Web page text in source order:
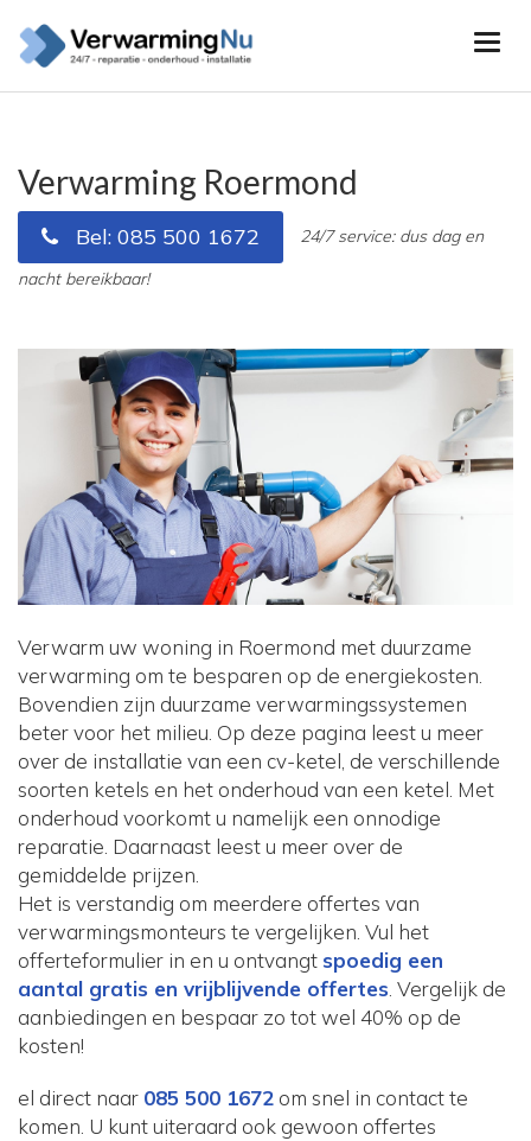
Verwarming Roermond
Bel: 085 500 1672
24/7 service: dus dag en
nacht bereikbaar!
Verwarm uw woning in Roermond met duurzame
verwarming om te besparen op de energiekosten.
Bovendien zijn duurzame verwarmingssystemen
beter voor het milieu. Op deze pagina leest u meer
over de installatie van een cv-ketel, de verschillende
soorten ketels en het onderhoud van een ketel. Met
onderhoud voorkomt u namelijk een onnodige
reparatie. Daarnaast leest u meer over de
gemiddelde prijzen.
Het is verstandig om meerdere offertes van
verwarmingsmonteurs te vergelijken. Vul het
offerteformulier in en u ontvangt spoedig een
aantal gratis en vrijblijvende offertes . Vergelijk de
aanbiedingen en bespaar zo tot wel 40% op de
kosten!
el direct naar 085 500 1672 om snel in contact te
komen. U kunt uiteraard ook gewoon offertes